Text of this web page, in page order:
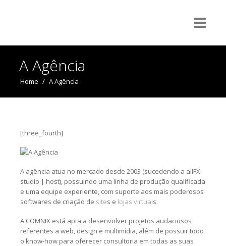
A Agência
Home / A Agência
[three_fourth]
A agência atua no mercado desde 2003 (sucedendo a allFX
studio | host), possuindo uma linha de produção qualificada
e uma equipe experiente, com suporte aos mais poderosos
softwares de criação de sites e lojas virtuais.
A COMNIX está apta a desenvolver projetos audaciosos
referentes a web, design e multimídia, além de possuir todo
o know-how para oferecer consultoria em todas as suas